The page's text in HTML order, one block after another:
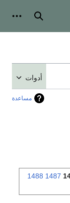
بحث
أدوات
مساعدة
1487
1488